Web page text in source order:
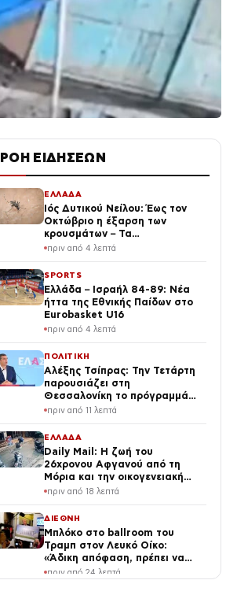
ΡΟΗ ΕΙΔΗΣΕΩΝ
ΕΛΛΑΔΑ
Ιός Δυτικού Νείλου: Έως τον
Οκτώβριο η έξαρση των
κρουσμάτων – Τα
συμπτώματα που δεν πρέπει
πριν από 4 λεπτά
SPORTS
Ελλάδα – Ισραήλ 84-89: Νέα
ήττα της Εθνικής Παίδων στο
Eurobasket U16
πριν από 4 λεπτά
ΠΟΛΙΤΙΚΗ
Αλέξης Τσίπρας: Την Τετάρτη
παρουσιάζει στη
Θεσσαλονίκη το πρόγραμμά
του για την οικονομία
πριν από 11 λεπτά
ΕΛΛΑΔΑ
Daily Mail: Η ζωή του
26χρονου Αφγανού από τη
Μόρια και την οικογενειακή
του ζωή στην απότομη
σαν εργένης»
πριν από 18 λεπτά
ΔΙΕΘΝΗ
Μπλόκο στο ballroom του
Τραμπ στον Λευκό Οίκο:
«Άδικη απόφαση, πρέπει να
ανατραπεί» λέει ο Αμερικανός
πρόεδρος
πριν από 24 λεπτά